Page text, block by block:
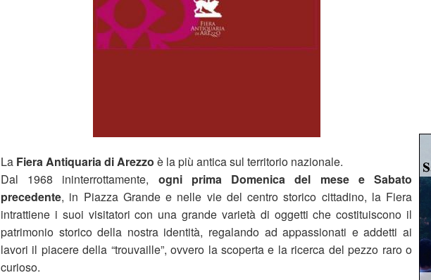
La Fiera Antiquaria di Arezzo è la più antica sul territorio nazionale.
Dal 1968 ininterrottamente, ogni prima Domenica del mese e Sabato
precedente, in Piazza Grande e nelle vie del centro storico cittadino, la Fiera
intrattiene i suoi visitatori con una grande varietà di oggetti che costituiscono il
patrimonio storico della nostra identità, regalando ad appassionati e addetti ai
lavori il piacere della “trouvaille”, ovvero la scoperta e la ricerca del pezzo raro o
curioso.